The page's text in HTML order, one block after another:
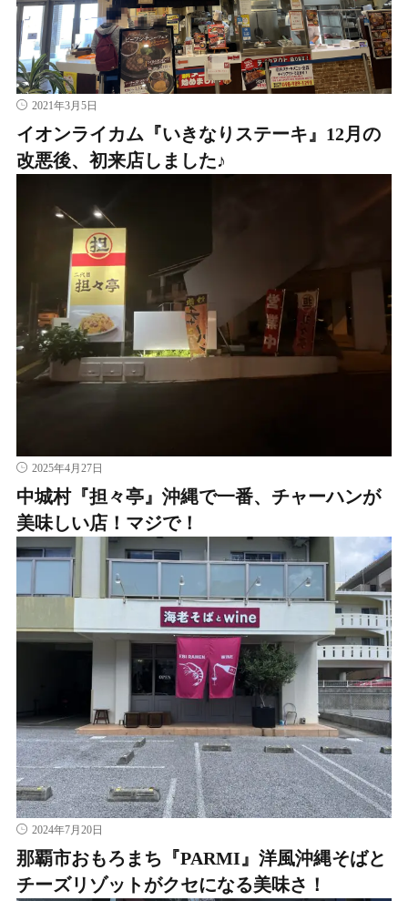
2021年3月5日
イオンライカム『いきなりステーキ』12月の
改悪後、初来店しました♪
2025年4月27日
中城村『担々亭』沖縄で一番、チャーハンが
美味しい店！マジで！
2024年7月20日
那覇市おもろまち『PARMI』洋風沖縄そばと
チーズリゾットがクセになる美味さ！